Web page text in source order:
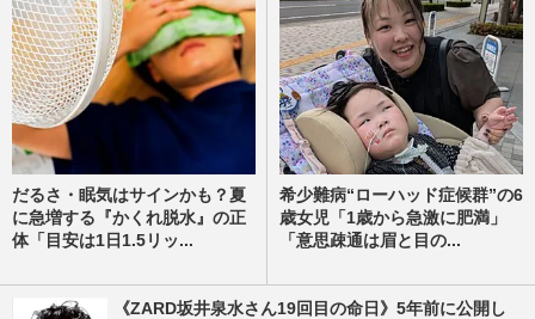
だるさ・眠気はサインかも？夏
に急増する『かくれ脱水』の正
体「目安は1日1.5リッ...
希少難病“ローハッド症候群”の6
歳女児「1歳から急激に肥満」
「意思疎通は眉と目の...
《ZARD坂井泉水さん19回目の命日》5年前に公開し